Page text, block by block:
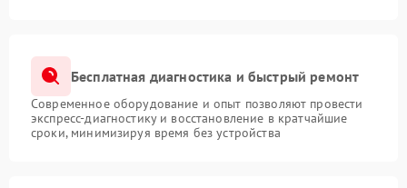
Бесплатная диагностика и быстрый ремонт
Современное оборудование и опыт позволяют провести
экспресс-диагностику и восстановление в кратчайшие
сроки, минимизируя время без устройства